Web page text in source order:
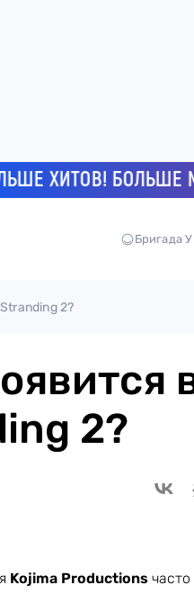
ХИТОВ! БОЛЬШЕ
Бригада У
2?
2?
Kojima Productions часто